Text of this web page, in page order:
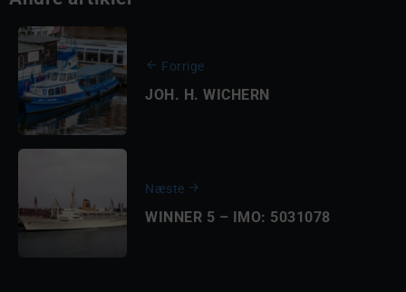
Forrige
JOH. H. WICHERN
Næste
WINNER 5 – IMO: 5031078